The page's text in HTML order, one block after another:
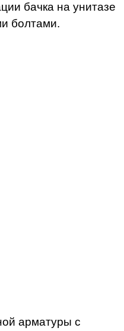
бачка на унитазе
болтами.
арматуры с